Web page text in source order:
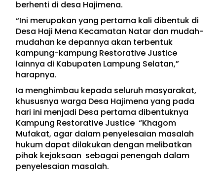
berhenti di desa Hajimena.
“Ini merupakan yang pertama kali dibentuk di
Desa Haji Mena Kecamatan Natar dan mudah-
mudahan ke depannya akan terbentuk
kampung-kampung Restorative Justice
lainnya di Kabupaten Lampung Selatan,”
harapnya.
Ia menghimbau kepada seluruh masyarakat,
khususnya warga Desa Hajimena yang pada
hari ini menjadi Desa pertama dibentuknya
Kampung Restorative Justice “Khagom
Mufakat, agar dalam penyelesaian masalah
hukum dapat dilakukan dengan melibatkan
pihak kejaksaan sebagai penengah dalam
penyelesaian masalah.